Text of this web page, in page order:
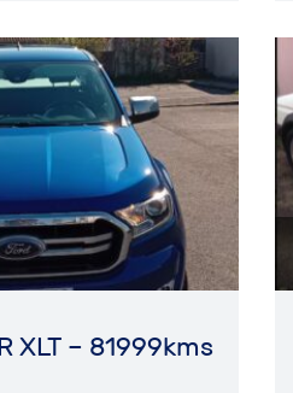
XLT – 81999kms